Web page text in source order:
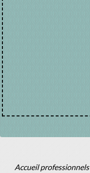
Accueil professionnels